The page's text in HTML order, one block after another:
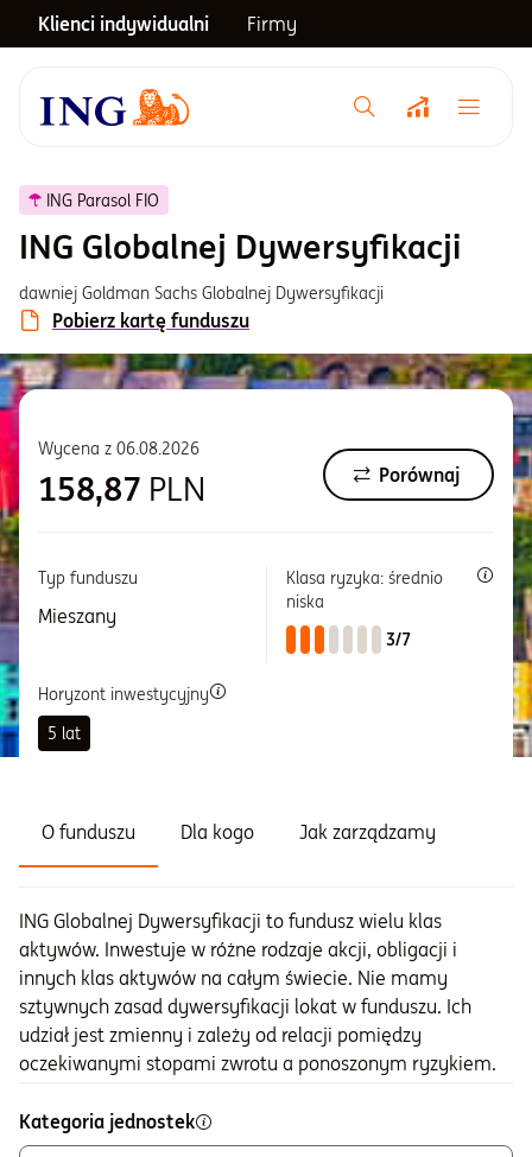
Klienci indywidualni Firmy
Menu główne
Notowania
Inwestycje
Centrum pomocy
Informacje i dokumenty
ING Parasol FIO
ING Globalnej Dywersyfikacji
dawniej Goldman Sachs Globalnej Dywersyfikacji
Pobierz kartę funduszu
Wycena z 06.08.2026
158,87 PLN Porównaj
Typ funduszu
Mieszany
Klasa ryzyka: średnio
niska
3/7
Horyzont inwestycyjny
5 lat
O funduszu Dla kogo Jak zarządzamy
ING Globalnej Dywersyfikacji to fundusz wielu klas
aktywów. Inwestuje w różne rodzaje akcji, obligacji i
innych klas aktywów na całym świecie. Nie mamy
sztywnych zasad dywersyfikacji lokat w funduszu. Ich
udział jest zmienny i zależy od relacji pomiędzy
oczekiwanymi stopami zwrotu a ponoszonym ryzykiem.
Kategoria jednostek